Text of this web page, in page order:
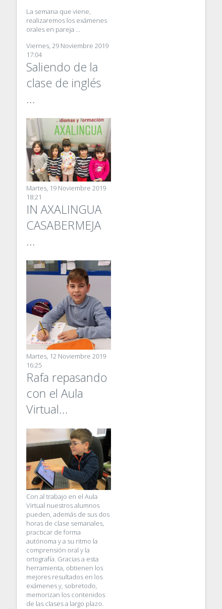
La semana que viene,
realizaremos los exámenes
orales en pareja ...
Viernes, 29 Noviembre 2019
17:04
Saliendo de la
clase de inglés
...
Martes, 19 Noviembre 2019
18:21
IN AXALINGUA
CASABERMEJA
...
Martes, 12 Noviembre 2019
16:25
Rafa repasando
con el Aula
Virtual...
Con al trabajo en el Aula
Virtual nuestros alumnos
pueden, además de sus dos
horas de clase semanales,
practicar de forma
autónoma y a su ritmo la
comprensión oral y la
ortografía. Gracias a esta
herramienta, obtienen los
mejores resultados en los
exámenes y, sobretodo,
memorizan los contenidos
de las clases a largo plazo.